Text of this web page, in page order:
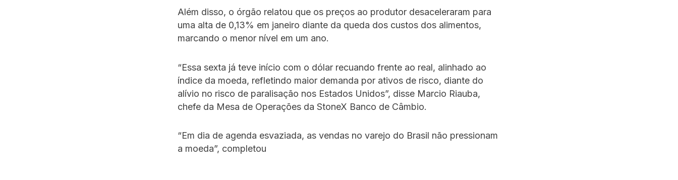
Além disso, o órgão relatou que os preços ao produtor desaceleraram para
uma alta de 0,13% em janeiro diante da queda dos custos dos alimentos,
marcando o menor nível em um ano.
“Essa sexta já teve início com o dólar recuando frente ao real, alinhado ao
índice da moeda, refletindo maior demanda por ativos de risco, diante do
alívio no risco de paralisação nos Estados Unidos”, disse Marcio Riauba,
chefe da Mesa de Operações da StoneX Banco de Câmbio.
“Em dia de agenda esvaziada, as vendas no varejo do Brasil não pressionam
a moeda”, completou